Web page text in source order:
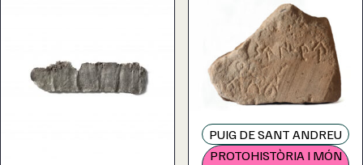
PUIG DE SANT ANDREU
PROTOHISTÒRIA I MÓN